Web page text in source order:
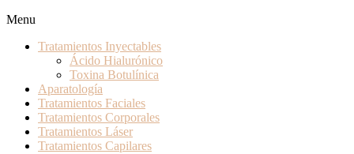
Menu
Tratamientos Inyectables
Ácido Hialurónico
Toxina Botulínica
Aparatología
Tratamientos Faciales
Tratamientos Corporales
Tratamientos Láser
Tratamientos Capilares